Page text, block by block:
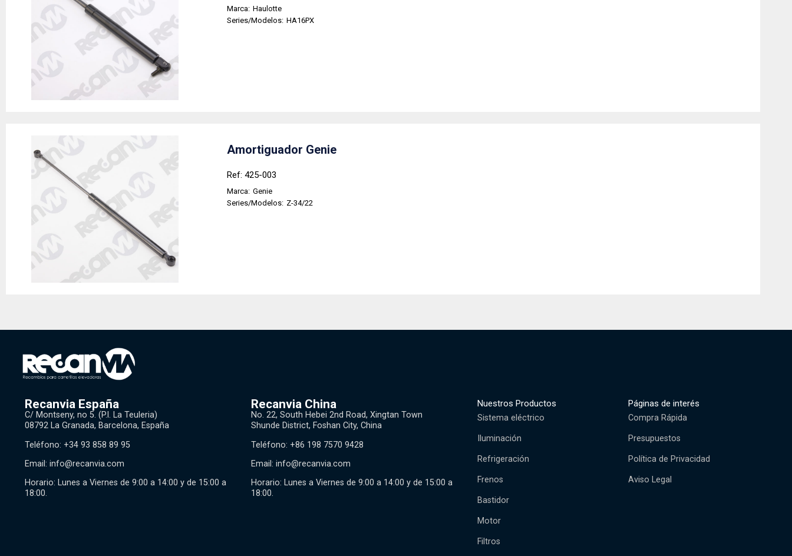
Marca: Haulotte
Series/Modelos: HA16PX
Amortiguador Genie
Ref: 425-003
Marca: Genie
Series/Modelos: Z-34/22
Recanvia España
C/ Montseny, no 5. (P.l. La Teuleria)
08792 La Granada, Barcelona, España
Teléfono: +34 93 858 89 95
Email: info@recanvia.com
Horario: Lunes a Viernes de 9:00 a 14:00 y de 15:00 a
18:00.
Recanvia China
No. 22, South Hebei 2nd Road, Xingtan Town
Shunde District, Foshan City, China
Teléfono: +86 198 7570 9428
Email: info@recanvia.com
Horario: Lunes a Viernes de 9:00 a 14:00 y de 15:00 a
18:00.
Nuestros Productos
Sistema eléctrico
Iluminación
Refrigeración
Frenos
Bastidor
Motor
Filtros
Páginas de interés
Compra Rápida
Presupuestos
Política de Privacidad
Aviso Legal